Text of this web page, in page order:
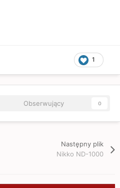
1
Obserwujący 0
Następny plik
Nikko ND-1000